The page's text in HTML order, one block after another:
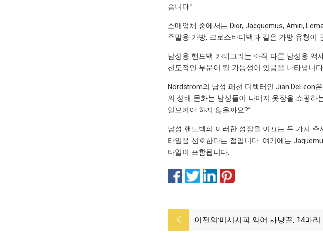
습니다.”
소매업체 중에서는 Dior, Jacquemus, Amiri,
주말용 가방, 크로스바디백과 같은 가방 유형이
남성용 핸드백 카테고리는 아직 다른 남성용 액
선도적인 부문이 될 가능성이 있음을 나타냅니다.
Nordstrom의 남성 패션 디렉터인 Jian DeLeon
의 성배 문화는 남성들이 나머지 옷장을 쇼핑하
일으켜야 하지 않을까요?”
남성 핸드백의 이러한 성장을 이끄는 두 가지
타일을 선호한다는 점입니다. 여기에는
타일이 포함됩니다.
이전의:미시시피 악어 사냥꾼, 14마리